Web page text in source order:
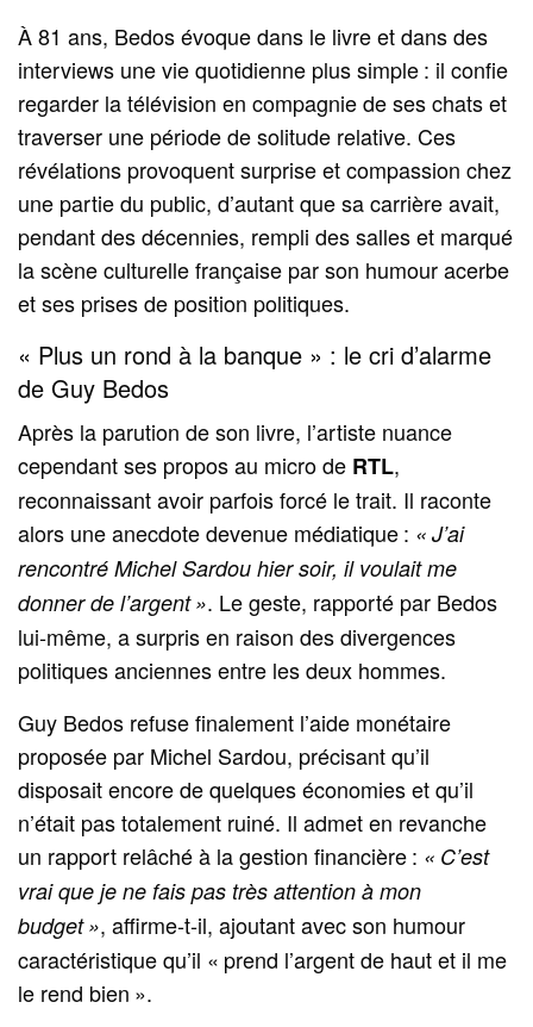
À 81 ans, Bedos évoque dans le livre et dans des
interviews une vie quotidienne plus simple : il confie
regarder la télévision en compagnie de ses chats et
traverser une période de solitude relative. Ces
révélations provoquent surprise et compassion chez
une partie du public, d’autant que sa carrière avait,
pendant des décennies, rempli des salles et marqué
la scène culturelle française par son humour acerbe
et ses prises de position politiques.
« Plus un rond à la banque » : le cri d’alarme
de Guy Bedos
Après la parution de son livre, l’artiste nuance
cependant ses propos au micro de RTL,
reconnaissant avoir parfois forcé le trait. Il raconte
alors une anecdote devenue médiatique : « J’ai
rencontré Michel Sardou hier soir, il voulait me
donner de l’argent ». Le geste, rapporté par Bedos
lui‑même, a surpris en raison des divergences
politiques anciennes entre les deux hommes.
Guy Bedos refuse finalement l’aide monétaire
proposée par Michel Sardou, précisant qu’il
disposait encore de quelques économies et qu’il
n’était pas totalement ruiné. Il admet en revanche
un rapport relâché à la gestion financière : « C’est
vrai que je ne fais pas très attention à mon
budget », affirme‑t‑il, ajoutant avec son humour
caractéristique qu’il « prend l’argent de haut et il me
le rend bien ».